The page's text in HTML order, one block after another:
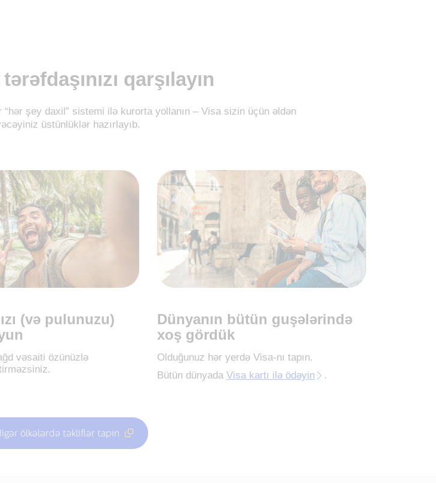
qarşılayın
şey daxil” sistemi ilə kurorta yollanın – Visa sizin üçün əldən
üstünlüklər hazırlayıb.
(və pulunuzu)
vəsaiti özünüzlə
Dünyanın bütün guşələrində
xoş gördük
Olduğunuz hər yerdə Visa-nı tapın.
Bütün dünyada Visa kartı ilə ödəyin .
ölkələrdə təkliflər tapın